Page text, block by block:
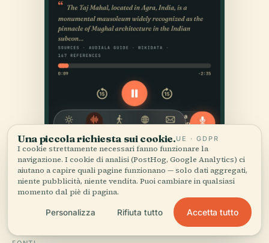
Una piccola richiesta sui cookie.UE · GDPR
I cookie strettamente necessari fanno funzionare la
navigazione. I cookie di analisi (PostHog, Google Analytics) ci
aiutano a capire quali pagine funzionano — solo dati aggregati,
niente pubblicità, niente vendita. Puoi cambiare in qualsiasi
momento dal piè di pagina.
Personalizza Rifiuta tutto Accetta tutto